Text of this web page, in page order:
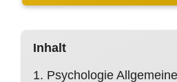
Inhalt
1. Psychologie